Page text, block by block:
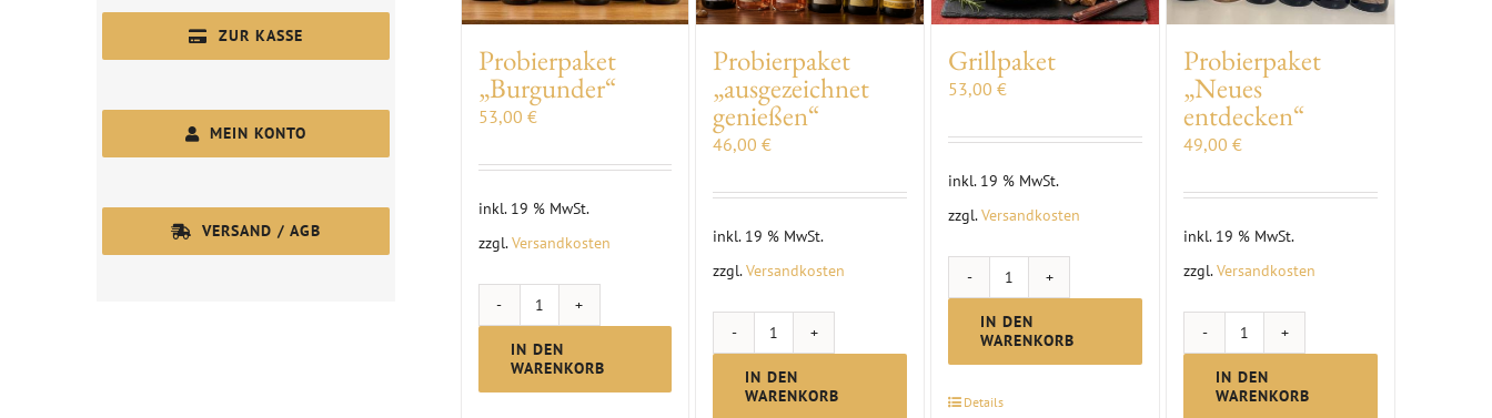
Probierpaket
„Burgunder“
53,00 €
inkl. 19 % MwSt.
zzgl.Versandkosten
Probierpaket
"Burgunder"
Menge
IN DEN
WARENKORB
Probierpaket
„ausgezeichnet
genießen“
46,00€
inkl. 19 % MwSt.
zzgl.Versandkosten
Probierpaket
"ausgezeichnet
genießen"
IN DEN
WARENKORB
Grillpaket
53,00€
inkl. 19 % MwSt.
zzgl.Versandkosten
Grillpaket
Menge
IN DEN
WARENKORB
Details
Probierpaket
„Neues
entdecken“
49,00€
inkl. 19 % MwSt.
zzgl.Versandkosten
Probierpaket
"Neues
entdecken"
IN DEN
WARENKORB
ZUR KASSE
MEIN KONTO
VERSAND / AGB